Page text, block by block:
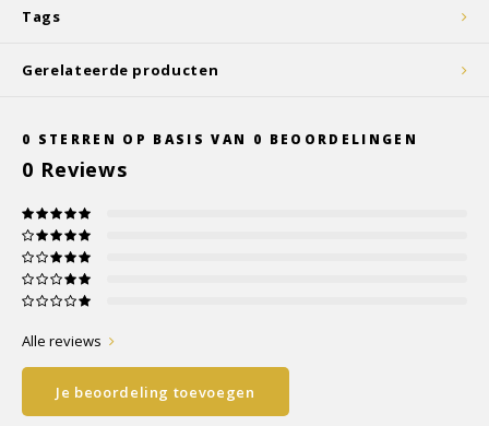
Tags
Gerelateerde producten
0 STERREN OP BASIS VAN 0 BEOORDELINGEN
0 Reviews
Alle reviews
Je beoordeling toevoegen